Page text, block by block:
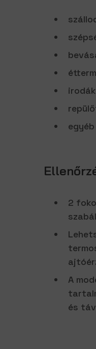
2
A
és